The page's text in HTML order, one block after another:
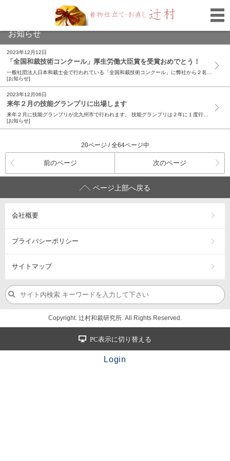
お知らせ
2023年12月12日
「全国和裁技術コンクール」厚生労働大臣賞を受賞おめでとう！
[お知らせ]
2023年12月06日
来年２月の技能グランプリに出場します
[お知らせ]
20ページ / 全64ページ中
前のページ 次のページ
ページ上部へ戻る
会社概要
プライバシーポリシー
サイトマップ
Copyright. 辻村和裁研究所. All Rights Reserved.
PC表示に切り替える
Login